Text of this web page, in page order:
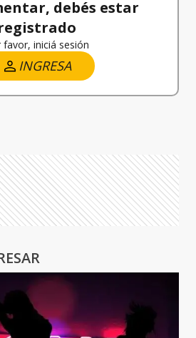
debés estar
favor, iniciá sesión
INGRESA